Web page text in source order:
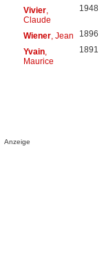
Vivier,
Claude
1948
Wiener, Jean 1896
Yvain,
Maurice
1891
Anzeige